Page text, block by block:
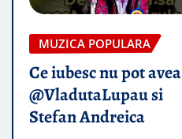
MUZICA POPULARA
Ce iubesc nu pot avea
@VladutaLupau si
Stefan Andreica